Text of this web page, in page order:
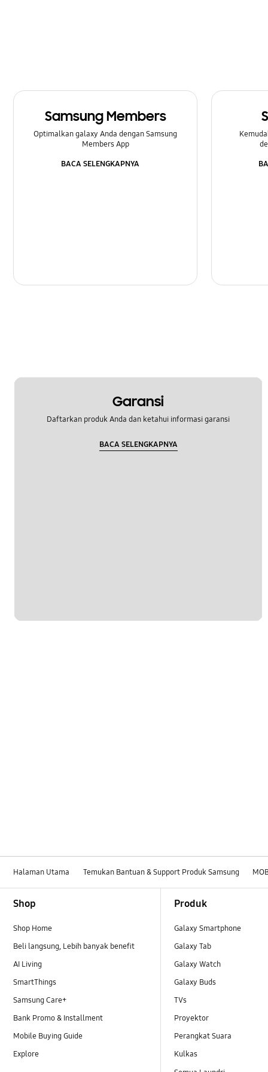
Pesan
SNS
Samsung Apps
Samsung Members
Optimalkan galaxy Anda dengan Samsung
Members App
BACA SELENGKAPNYA
Garansi
Daftarkan produk Anda dan ketahui informasi garansi
BACA SELENGKAPNYA
Halaman Utama Temukan Bantuan & Support Produk Samsung
Shop
Shop Home
Beli langsung, Lebih banyak benefit
AI Living
SmartThings
Samsung Care+
Bank Promo & Installment
Mobile Buying Guide
Explore
Produk
Galaxy Smartphone
Galaxy Tab
Galaxy Watch
Galaxy Buds
TVs
Proyektor
Perangkat Suara
Kulkas